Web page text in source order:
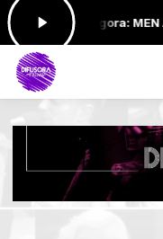
agora: MEN AT